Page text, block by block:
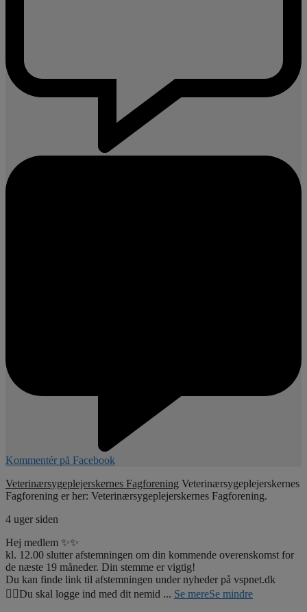
Kommentér på Facebook
Veterinærsygeplejerskernes Fagforening Veterinærsygeplejerskernes
Fagforening er her: Veterinærsygeplejerskernes Fagforening.
4 uger siden
Hej medlem ✨✨
kl. 12.00 slutter afstemningen om din kommende overenskomst for
de næste 19 måneder. Din stemme er vigtig!
Du kan finde link til afstemningen under nyheder på vspnet.dk
☝🏼Du skal logge ind med dit nemid ... Se mereSe mindre